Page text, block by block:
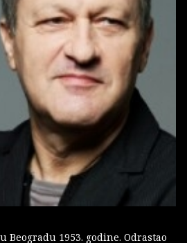
Beogradu 1953. godine. Odrastao